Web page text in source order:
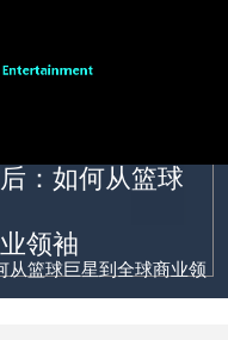
：如何从篮球
领袖
从篮球巨星到全球商业领